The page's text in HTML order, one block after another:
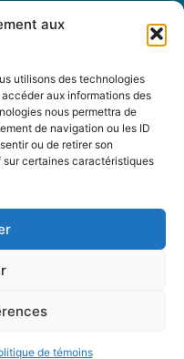
aux
utilisons des technologies
aux informations des
nous permettra de
de navigation ou les ID
ou de retirer son
certaines caractéristiques
de témoins
d'utilisation